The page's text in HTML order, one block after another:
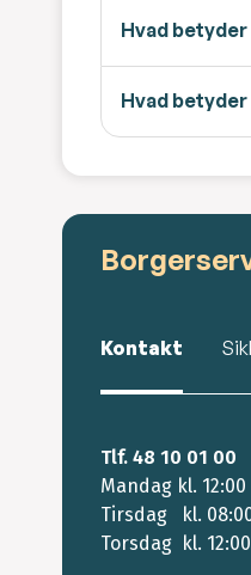
Hvad
Hvad
Kontakt
Tlf. 48 10 01 00
Mandag kl. 12:00
Tirsdag kl.
Torsdag kl.